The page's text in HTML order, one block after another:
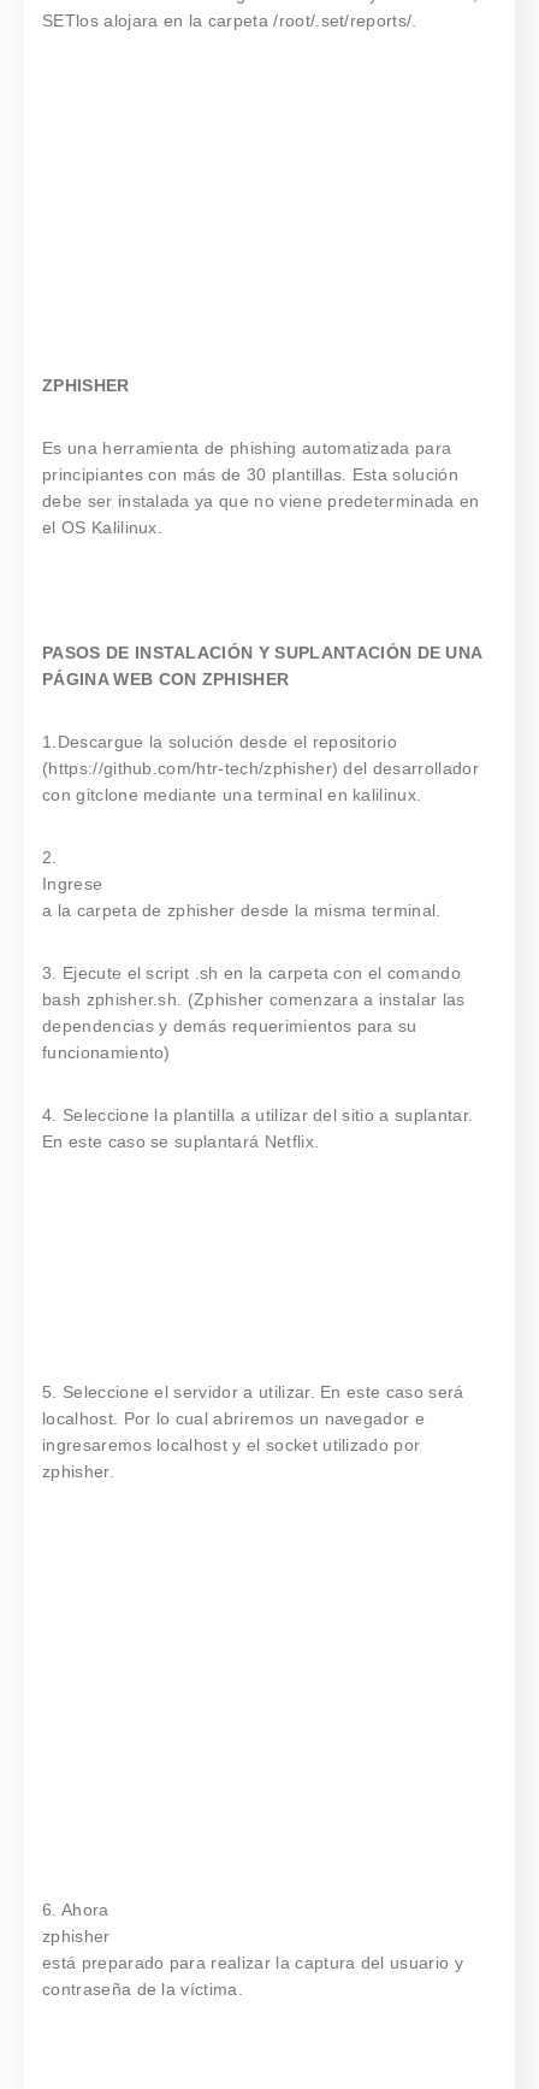
SETlos alojara en la carpeta /root/.set/reports/.
ZPHISHER
Es una herramienta de phishing automatizada para
principiantes con más de 30 plantillas. Esta solución
debe ser instalada ya que no viene predeterminada en
el OS Kalilinux.
PASOS DE INSTALACIÓN Y SUPLANTACIÓN DE UNA
PÁGINA WEB CON ZPHISHER
1.Descargue la solución desde el repositorio
(https://github.com/htr-tech/zphisher) del desarrollador
con gitclone mediante una terminal en kalilinux.
2.
Ingrese
a la carpeta de zphisher desde la misma terminal.
3. Ejecute el script .sh en la carpeta con el comando
bash zphisher.sh. (Zphisher comenzara a instalar las
dependencias y demás requerimientos para su
funcionamiento)
4. Seleccione la plantilla a utilizar del sitio a suplantar.
En este caso se suplantará Netflix.
5. Seleccione el servidor a utilizar. En este caso será
localhost. Por lo cual abriremos un navegador e
ingresaremos localhost y el socket utilizado por
zphisher.
6. Ahora
zphisher
está preparado para realizar la captura del usuario y
contraseña de la víctima.